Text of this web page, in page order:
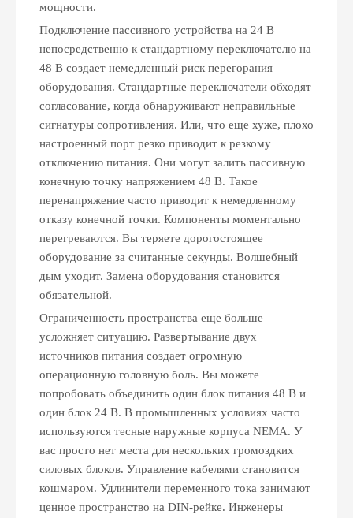
мощности.
Подключение пассивного устройства на 24 В
непосредственно к стандартному переключателю на
48 В создает немедленный риск перегорания
оборудования. Стандартные переключатели обходят
согласование, когда обнаруживают неправильные
сигнатуры сопротивления. Или, что еще хуже, плохо
настроенный порт резко приводит к резкому
отключению питания. Они могут залить пассивную
конечную точку напряжением 48 В. Такое
перенапряжение часто приводит к немедленному
отказу конечной точки. Компоненты моментально
перегреваются. Вы теряете дорогостоящее
оборудование за считанные секунды. Волшебный
дым уходит. Замена оборудования становится
обязательной.
Ограниченность пространства еще больше
усложняет ситуацию. Развертывание двух
источников питания создает огромную
операционную головную боль. Вы можете
попробовать объединить один блок питания 48 В и
один блок 24 В. В промышленных условиях часто
используются тесные наружные корпуса NEMA. У
вас просто нет места для нескольких громоздких
силовых блоков. Управление кабелями становится
кошмаром. Удлинители переменного тока занимают
ценное пространство на DIN-рейке. Инженеры